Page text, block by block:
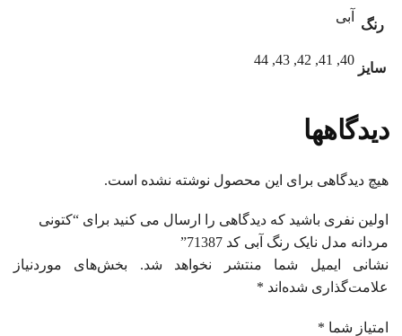
رنگ
آبی
سایز
40, 41, 42, 43, 44
دیدگاهها
هیچ دیدگاهی برای این محصول نوشته نشده است.
اولین نفری باشید که دیدگاهی را ارسال می کنید برای “کتونی
مردانه مدل نایک رنگ آبی کد 71387”
نشانی ایمیل شما منتشر نخواهد شد.
بخش‌های موردنیاز
علامت‌گذاری شده‌اند *
امتیاز شما *